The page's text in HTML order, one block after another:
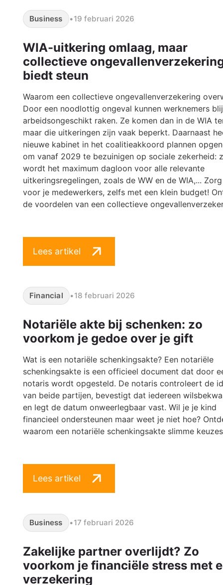
Business •19 februari 2026
WIA-uitkering omlaag, maar
collectieve
biedt steun
Waarom een collectieve ongevallenverzekering
Door een noodlottig ongeval kunnen werknemers
arbeidsongeschikt raken. Ze komen dan in de WIA
maar die uitkeringen zijn vaak beperkt. Daarnaast
nieuwe kabinet in het coalitieakkoord plannen
om vanaf 2029 te bezuinigen op sociale zekerheid:
wordt het maximum dagloon voor alle relevante
uitkeringsregelingen, zoals de WW en de WIA,...
voor je medewerkers, zelfs met een klein budget!
de voordelen van een collectieve
Lees artikel
Financial •18 februari 2026
Notariële akte bij schenken: zo
voorkom je gedoe over je gift
Wat is een notariële schenkingsakte? Een notariële
schenkingsakte is een officieel document dat door
notaris wordt opgesteld. De notaris controleert de
van beide partijen, bevestigt dat iedereen
en legt de datum onweerlegbaar vast. Wil je je kind
financieel ondersteunen maar weet je niet hoe?
waarom een notariële schenkingsakte slimme
Lees artikel
Business •17 februari 2026
Zakelijke partner overlijdt? Zo
voorkom je financiële stress met
verzekering